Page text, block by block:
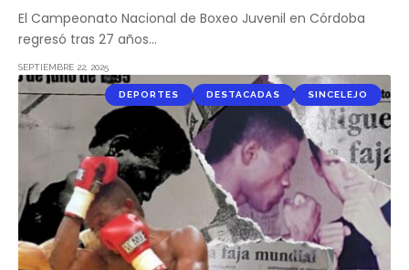
El Campeonato Nacional de Boxeo Juvenil en Córdoba
regresó tras 27 años…
SEPTIEMBRE 22, 2025
DEPORTES DESTACADAS SINCELEJO